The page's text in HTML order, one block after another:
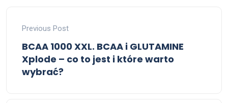
Previous Post
BCAA 1000 XXL. BCAA i GLUTAMINE
Xplode – co to jest i które warto
wybrać?